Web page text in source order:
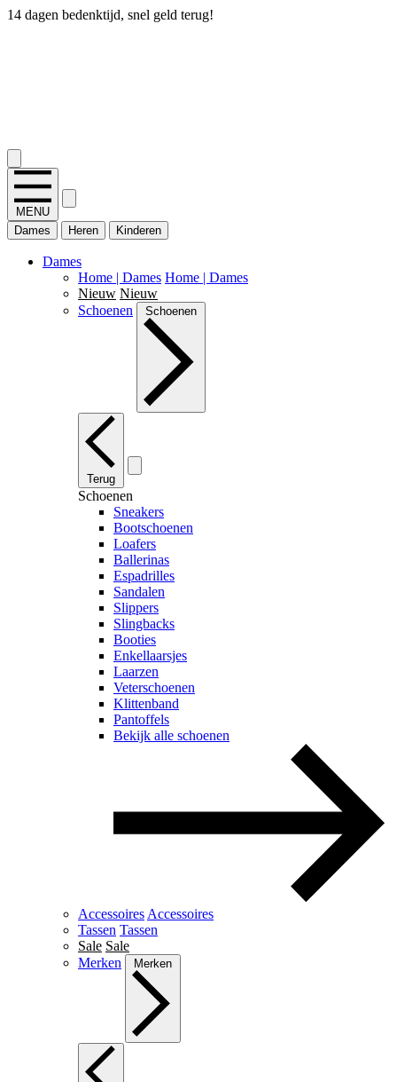
14 dagen bedenktijd, snel geld terug!
MENU
Dames
Heren Kinderen
Dames
Home | Dames Home | Dames
Nieuw Nieuw
Schoenen
Schoenen
Terug
Schoenen
Sneakers
Bootschoenen
Loafers
Ballerinas
Espadrilles
Sandalen
Slippers
Slingbacks
Booties
Enkellaarsjes
Laarzen
Veterschoenen
Klittenband
Pantoffels
Bekijk alle schoenen
Accessoires Accessoires
Tassen Tassen
Sale Sale
Merken
Merken